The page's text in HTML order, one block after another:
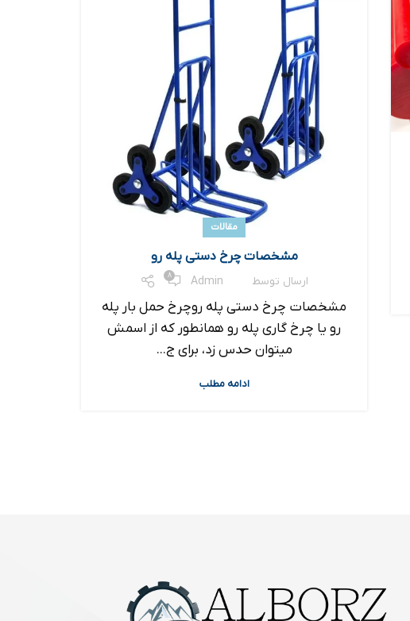
مقالات
مشخصات چرخ دستی پله رو
ارسال توسط Admin
8
مشخصات چرخ دستی پله روچرخ حمل بار پله
رو یا چرخ گاری پله رو همانطور که از اسمش
میتوان حدس زد، برای ج...
ادامه مطلب